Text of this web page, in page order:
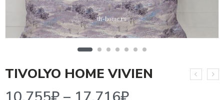
TIVOLYO HOME VIVIEN
10,755₽–17,716₽